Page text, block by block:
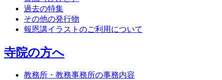
過去の特集
その他の発行物
報恩講イラストのご利用について
寺院の方へ
教務所・教務事務所の事務内容